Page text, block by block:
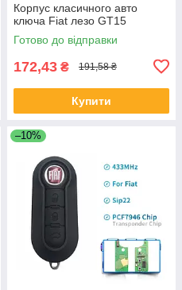
Корпус класичного авто
ключа Fiat лезо GT15
Готово до відправки
172,43 ₴ 191,58 ₴
Купити
–10%